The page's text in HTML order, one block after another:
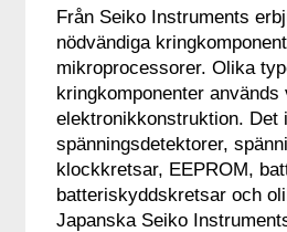
Från Seiko Instruments
nödvändiga
mikroprocessorer. Olika
kringkomponenter används
elektronikkonstruktion. Det
spänningsdetektorer,
klockkretsar, EEPROM,
batteriskyddskretsar och
Japanska Seiko